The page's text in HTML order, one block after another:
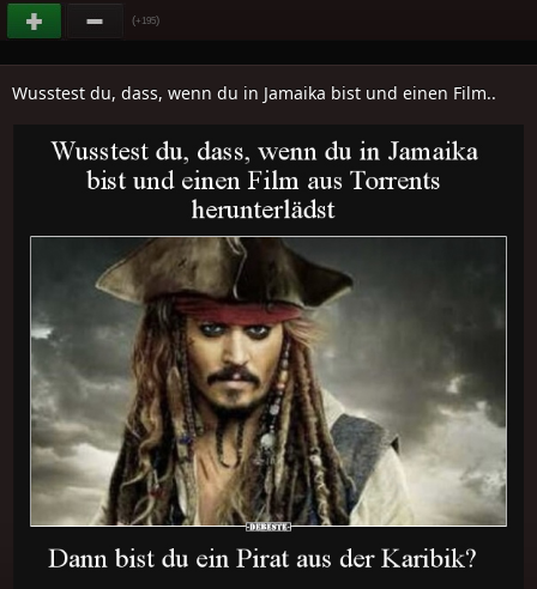
(+195)
Wusstest du, dass, wenn du in Jamaika bist und einen Film..